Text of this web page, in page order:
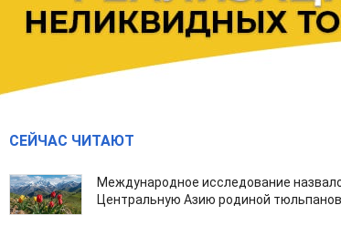
СЕЙЧАС ЧИТАЮТ
Международное исследование
Центральную Азию родиной тюльпанов